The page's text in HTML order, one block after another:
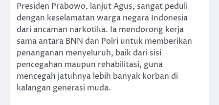
Presiden Prabowo, lanjut Agus, sangat peduli
dengan keselamatan warga negara Indonesia
dari ancaman narkotika. Ia mendorong kerja
sama antara BNN dan Polri untuk memberikan
penanganan menyeluruh, baik dari sisi
pencegahan maupun rehabilitasi, guna
mencegah jatuhnya lebih banyak korban di
kalangan generasi muda.